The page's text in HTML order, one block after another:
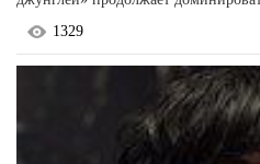
1329